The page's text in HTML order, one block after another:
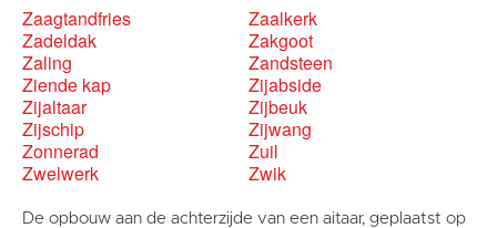
Zaagtandfries
Zaalkerk
Zadeldak
Zakgoot
Zaling
Zandsteen
Ziende kap
Zijabside
Zijaltaar
Zijbeuk
Zijschip
Zijwang
Zonnerad
Zuil
Zwelwerk
Zwik
De opbouw aan de achterzijde van een aitaar, geplaatst op